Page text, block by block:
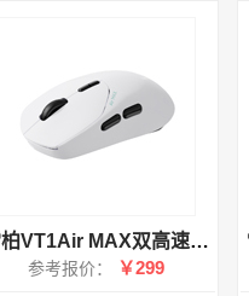
雷柏VT1Air MAX双高速双模版轻量化双模无线游戏鼠标
参考报价： ￥299